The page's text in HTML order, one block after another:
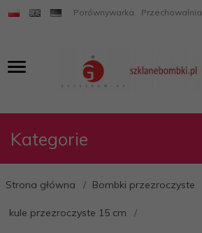
Porównywarka Przechowalnia
Kategorie
Strona główna Bombki przezroczyste
kule przezroczyste 15 cm